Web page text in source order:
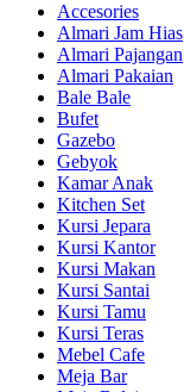
Accesories
Almari Jam Hias
Almari Pajangan
Almari Pakaian
Bale Bale
Bufet
Gazebo
Gebyok
Kamar Anak
Kitchen Set
Kursi Jepara
Kursi Kantor
Kursi Makan
Kursi Santai
Kursi Tamu
Kursi Teras
Mebel Cafe
Meja Bar